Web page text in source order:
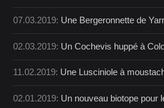
07.03.2019: Une Bergeronnette de
02.03.2019: Un Cochevis huppé à
11.02.2019: Une Lusciniole à
02.01.2019: Un nouveau biotope pour